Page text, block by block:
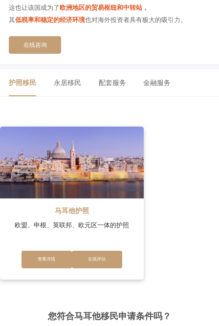
这也让该国成为了 欧洲地区的贸易枢纽和中转站，
其低税率和稳定的经济环境也对海外投资者具有极大的吸引力。
在线咨询
护照移民 永居移民 配套服务 金融服务
马耳他护照
欧盟、申根、英联邦、欧元区一体的护照
查看详情 在线评估
您符合马耳他移民申请条件吗？